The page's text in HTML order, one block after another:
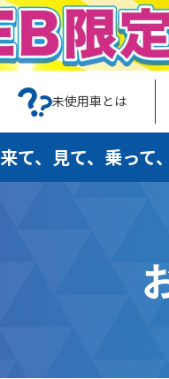
未使用車とは
来て、見て、乗って